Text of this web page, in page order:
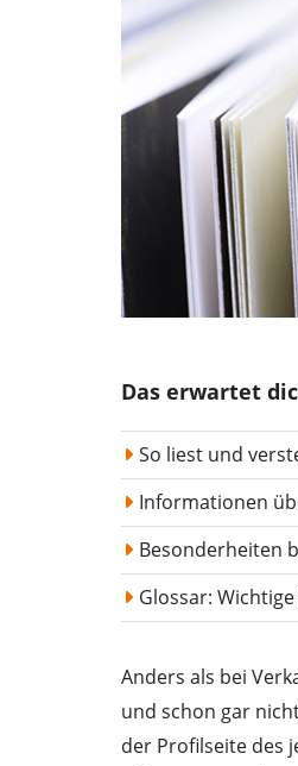
Das erwartet
So liest und
Informationen
Besonderheiten
Glossar:
Anders als bei
und schon gar
der Profilseite des